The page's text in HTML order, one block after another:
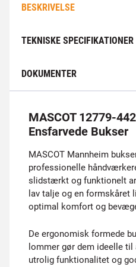
BESKRIVELSE
TEKNISKE SPECIFIKATIONER
DOKUMENTER
MASCOT 12779-
Ensfarvede Bukser
MASCOT Mannheim
professionelle
slidstærkt og funktionelt
lav talje og en formskåret
optimal komfort og
De ergonomisk formede
lommer gør dem ideelle til
utrolig funktionalitet og